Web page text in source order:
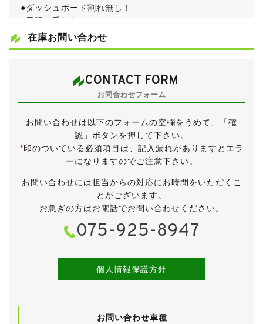
●ダッシュボード割れ無し！
●天張り垂れ無し！
●日産ディーラー定期点検記録簿15枚
●取扱説明書＆新車時保証書
走行距離は10万km手前と少し多めですが、内外装とも
に大変きれいなお車です。
価が付けられていました。
日産ディーラーでの定期点検記録のある、ワンオーナー
車です。
です。
グレードは中堅の「350GT」になります。
車検が令和５年２月まで残っていますので、そのまま乗
って帰っていただくことが可能です。
華やかなクリスタルホワイトパールのボディは、全体的
中古車ですので小傷・薄傷・小凹などよく探せば見つか
るかと思いますが、大きく目立つものはございません。
在庫お問い合わせ
CONTACT FORM
お問合わせフォーム
お問い合わせは以下のフォームの空欄をうめて、「確
認」ボタンを押して下さい。
*印のついている必須項目は、記入漏れがありますとエラ
ーになりますのでご注意下さい。
お問い合わせには担当からの対応にお時間をいただくこ
とがございます。
お急ぎの方はお電話でお問い合わせください。
075-925-8947
個人情報保護方針
お問い合わせ車種